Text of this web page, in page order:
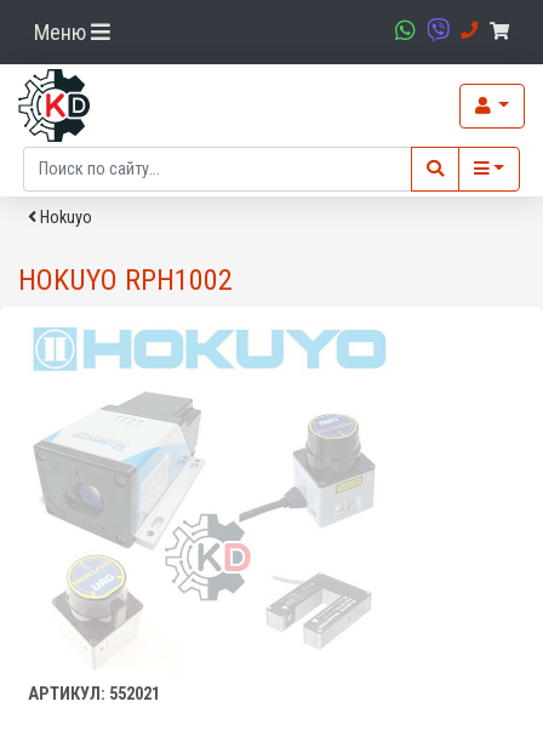
Меню
Hokuyo
HOKUYO RPH1002
АРТИКУЛ: 552021